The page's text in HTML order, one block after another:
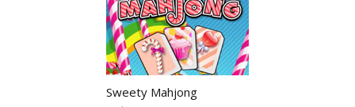
Sweety Mahjong